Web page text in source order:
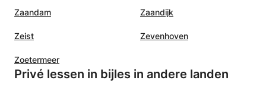
Zaandam Zaandijk
Zeist Zevenhoven
Zoetermeer
Privé lessen in bijles in andere landen